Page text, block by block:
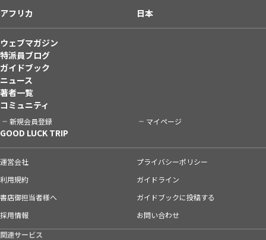
アフリカ
日本
ウェブマガジン
特派員ブログ
ガイドブック
ニュース
著者一覧
コミュニティ
新規会員登録 マイページ
GOOD LUCK TRIP
運営会社
プライバシーポリシー
利用規約
ガイドライン
書店御担当者様へ
ガイドブックに投稿する
採用情報
お問い合わせ
関連サービス